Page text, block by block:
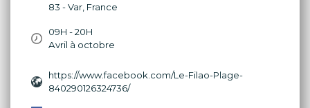
83 - Var France
09H - 20H
Avril à octobre
https://www.facebook.com/Le-Filao-Plage-
840290126324736/